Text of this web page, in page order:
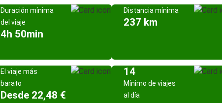
Duración mínima
del viaje
4h 50min
Distancia mínima
237 km
El viaje más
barato
Desde 22,48 €
14
Mínimo de viajes
al día